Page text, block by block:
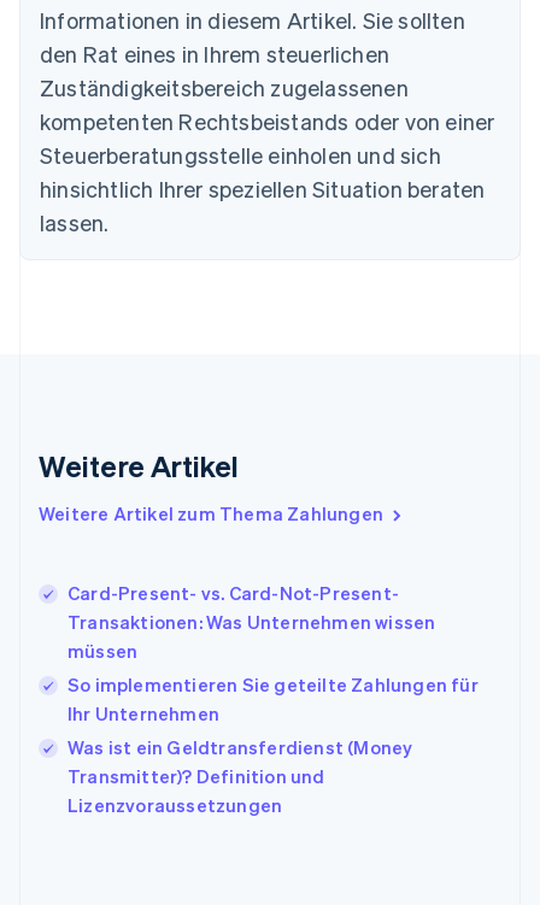
Informationen in diesem Artikel. Sie sollten
den Rat eines in Ihrem steuerlichen
Zuständigkeitsbereich zugelassenen
kompetenten Rechtsbeistands oder von einer
Steuerberatungsstelle einholen und sich
hinsichtlich Ihrer speziellen Situation beraten
lassen.
Weitere Artikel
Weitere Artikel zum Thema Zahlungen
Card-Present- vs. Card-Not-Present-
Transaktionen: Was Unternehmen wissen
müssen
So implementieren Sie geteilte Zahlungen für
Ihr Unternehmen
Was ist ein Geldtransferdienst (Money
Transmitter)? Definition und
Lizenzvoraussetzungen
English
Dänemark
Deutschland
DeutschEnglish
Estland
English
Festlandchina
简体中文
EnglishSvenska
English
English
Japan
日本語 English
EnglishFrançais
Kroatien
EnglishItaliano
English
Liechtenstein
DeutschEnglish